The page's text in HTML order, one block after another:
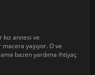
annesi ve
yaşıyor. O ve
bazen yardıma ihtiyaç